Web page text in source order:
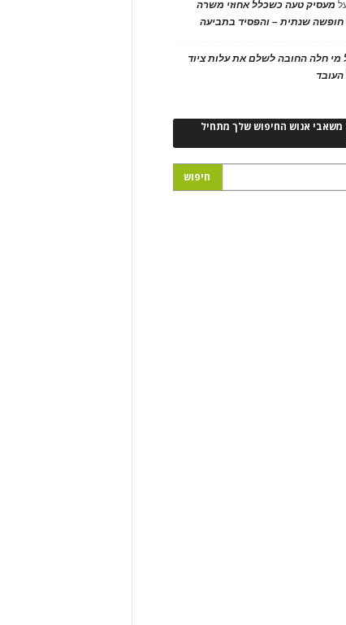
מעסיק טעה כשכלל אחוזי משרה
חופשה שנתית – והפסיד בתביעה
מי חלה החובה לשלם את עלות ציוד
משאבי אנוש החיפוש שלך מתחיל